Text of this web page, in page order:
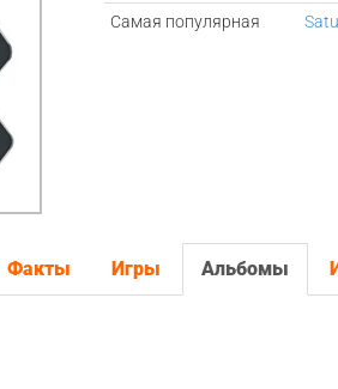
Самая популярная
Факты Игры Альбомы